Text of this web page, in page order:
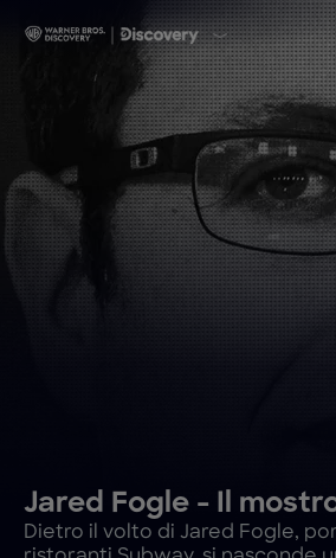
Jared Fogle - Il
Dietro il volto di Jared Fogle,